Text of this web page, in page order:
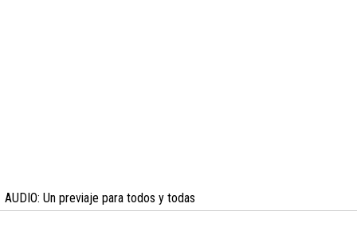
AUDIO: Un previaje para todos y todas